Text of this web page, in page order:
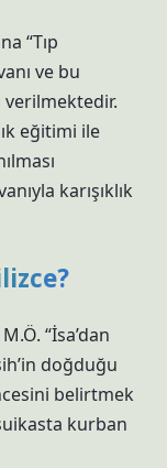
“Tıp
ve bu
verilmektedir.
eğitimi ile
karışıklık
“İsa’dan
doğduğu
belirtmek
kurban